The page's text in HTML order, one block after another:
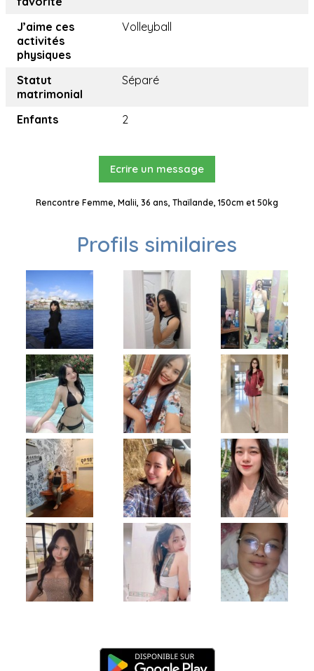
J’aime ces
activités
physiques
Volleyball
Statut
matrimonial
Séparé
Enfants 2
Ecrire un message
Rencontre Femme, Malii, 36 ans, Thaïlande, 150cm et 50kg
Profils similaires